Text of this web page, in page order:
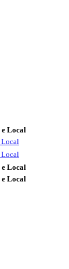
Local
Local
Local
Local
Local